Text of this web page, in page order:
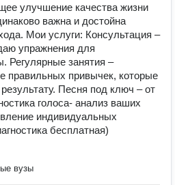
улучшение качества жизни
важна и достойна
Мои услуги: Консультация –
упражнения для
Регулярные занятия –
правильных привычек, которые
Песня под ключ – от
голоса- анализ ваших
индивидуальных
бесплатная)
вузы